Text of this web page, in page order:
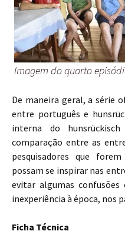
Imagem do quarto
De maneira geral, a série
entre português e
interna do
comparação entre as
pesquisadores que
possam se inspirar nas
evitar algumas confusões
inexperiência à época, nos
Ficha Técnica